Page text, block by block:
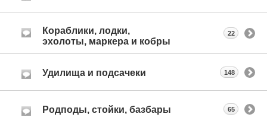
Кораблики, лодки,
эхолоты, маркера и кобры
22
Удилища и подсачеки 148
Родподы, стойки, базбары 65